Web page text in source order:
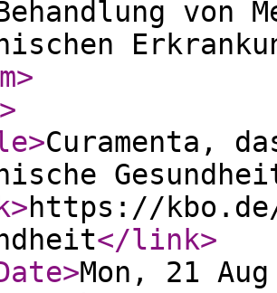
von
>
>
>Curamenta,
>https://
</link>
>Mon, 21